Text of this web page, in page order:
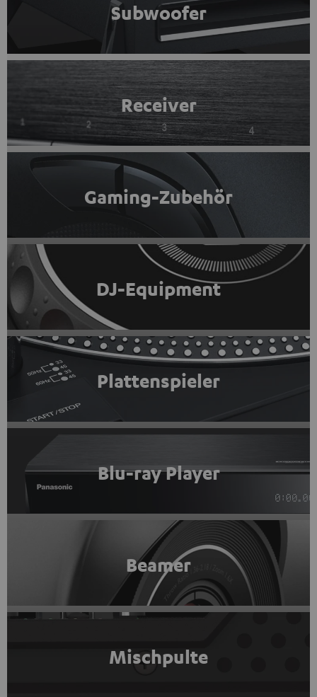
Subwoofer
Receiver
Gaming-Zubehör
DJ-Equipment
Plattenspieler
Blu-ray Player
Beamer
Mischpulte